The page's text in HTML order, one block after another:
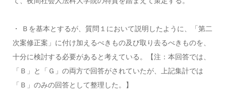
・ Ｂを基本とするが、質問１において説明したように、「第二
次案修正案」に付け加えるべきもの及び取り去るべきものを、
十分に検討する必要があると考えている。【注：本回答では、
「Ｂ」と「Ｇ」の両方で回答がされていたが、上記集計では
「Ｂ」のみの回答として整理した。】